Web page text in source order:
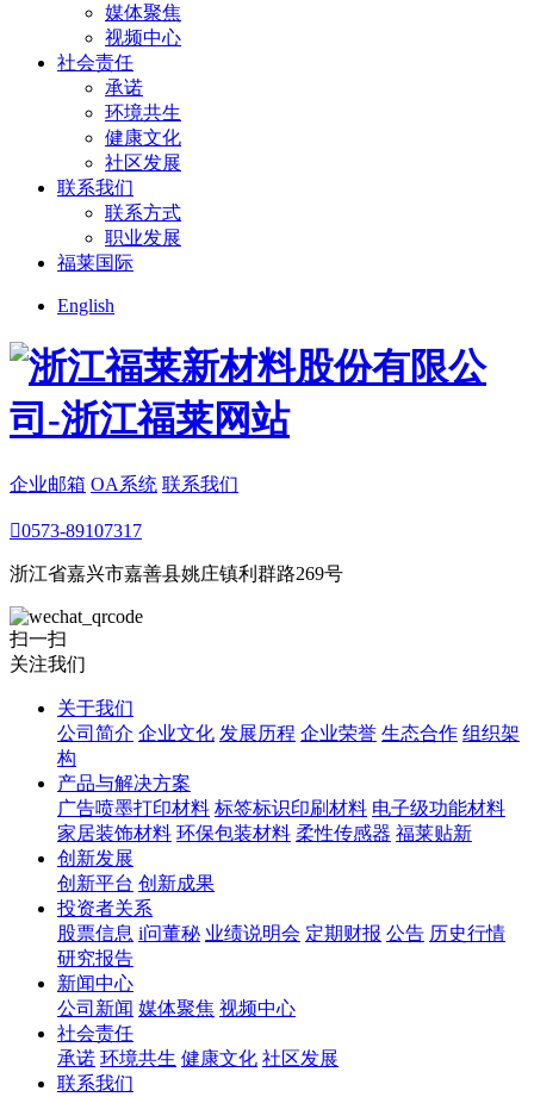
媒体聚焦
视频中心
社会责任
承诺
环境共生
健康文化
社区发展
联系我们
联系方式
职业发展
福莱国际
English
企业邮箱 OA系统 联系我们
0573-89107317
浙江省嘉兴市嘉善县姚庄镇利群路269号
扫一扫
关注我们
关于我们
公司简介 企业文化 发展历程 企业荣誉 生态合作 组织架
构
产品与解决方案
广告喷墨打印材料 标签标识印刷材料 电子级功能材料
家居装饰材料 环保包装材料 柔性传感器 福莱贴新
创新发展
创新平台 创新成果
投资者关系
股票信息 i问董秘 业绩说明会 定期财报 公告 历史行情
研究报告
新闻中心
公司新闻 媒体聚焦 视频中心
社会责任
承诺 环境共生 健康文化 社区发展
联系我们